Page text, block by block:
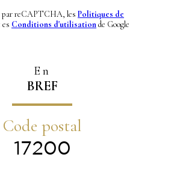
par reCAPTCHA, les Politiques de
es Conditions d'utilisationde Google
En
BREF
Code postal
17200